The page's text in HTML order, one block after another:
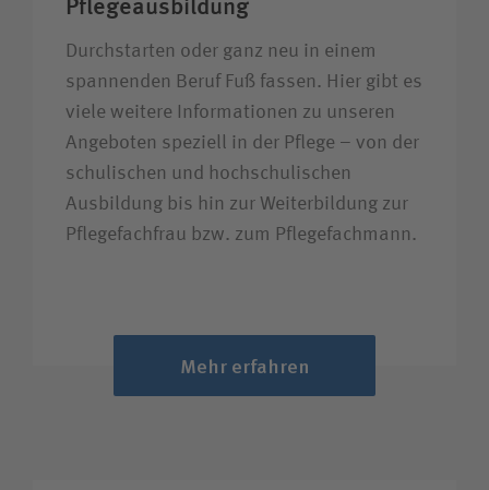
Pflegeausbildung
Durchstarten oder ganz neu in einem
spannenden Beruf Fuß fassen. Hier gibt es
viele weitere Informationen zu unseren
Angeboten speziell in der Pflege – von der
schulischen und hochschulischen
Ausbildung bis hin zur Weiterbildung zur
Pflegefachfrau bzw. zum Pflegefachmann.
Mehr erfahren